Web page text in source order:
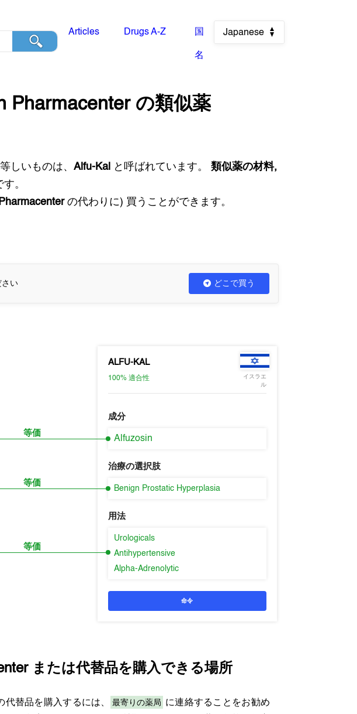
Articles Drugs A-Z 国
名
Japanese
Pharmacenterの類似薬
しいものは、Alfu-Kal と呼ばれています。
類似薬の材料,
。
の代わりに) 買うことができます。
さい どこで買う
等価
等価
等価
ALFU-KAL
100% 適合性
イスラエ
ル
成分
Alfuzosin
治療の選択肢
Benign Prostatic Hyperplasia
用法
Urologicals
Antihypertensive
Alpha-Adrenolytic
命令
または代替品を購入できる場所
替品を購入するには、 最寄りの薬局 に連絡することをお勧め